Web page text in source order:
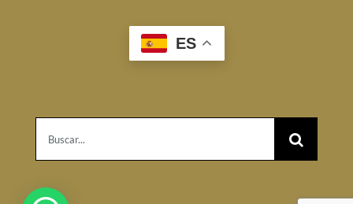
ES